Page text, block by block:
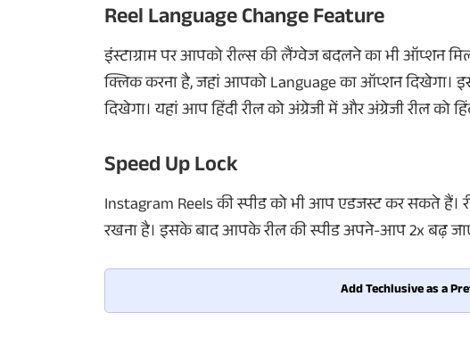
Reel Language Change Feature
इंस्टाग्राम पर आपको रील्स की लैंग्वेज बदलने का भी ऑप्शन
क्लिक करना है, जहां आपको Language का ऑप्शन
दिखेगा। यहां आप हिंदी रील को अंग्रेजी में और अंग्रेजी रील को
Speed Up Lock
Instagram Reels की स्पीड को भी आप एडजस्ट कर सकते हैं।
रखना है। इसके बाद आपके रील की स्पीड अपने-आप 2x बढ़
Add Techlusive as a